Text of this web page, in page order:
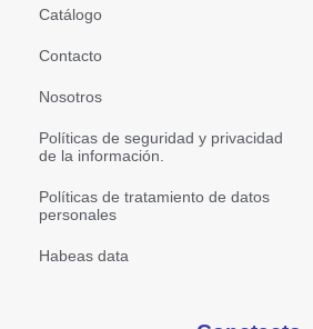
Catálogo
Contacto
Nosotros
Políticas de seguridad y privacidad
de la información.
Políticas de tratamiento de datos
personales
Habeas data